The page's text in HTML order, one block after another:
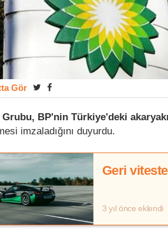
Gör
BP'nin Türkiye'deki
imzaladığını duyurdu.
Geri
3 yıl önce eklendi